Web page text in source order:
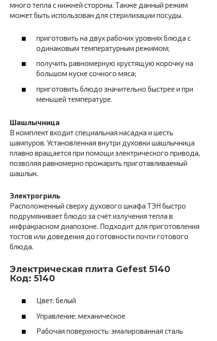
много тепла с нижней стороны. Также данный режим
может быть использован для стерилизации посуды.
приготовить на двух рабочих уровнях блюда с
одинаковым температурным режимом;
получить равномерную хрустящую корочку на
большом куске сочного мяса;
приготовить блюдо значительно быстрее и при
меньшей температуре.
Шашлычница
В комплект входит специальная насадка и шесть
шампуров. Установленная внутри духовки шашлычница
плавно вращается при помощи электрического привода,
позволяя равномерно прожарить приготавливаемый
шашлык.
Электрогриль
Расположенный сверху духового шкафа ТЭН быстро
подрумянивает блюдо за счёт излучения тепла в
инфракрасном диапозоне. Подходит для приготовления
тостов или доведения до готовности почти готового
блюда.
Электрическая плита Gefest 5140
Код: 5140
Цвет: белый
Управление: механическое
Рабочая поверхность: эмалированная сталь